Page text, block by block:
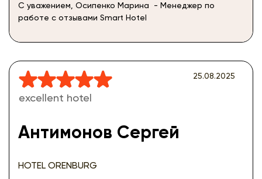
С уважением, Осипенко Марина - Менеджер по
работе с отзывами Smart Hotel
excellent hotel
Антимонов Сергей
HOTEL ORENBURG
25.08.2025